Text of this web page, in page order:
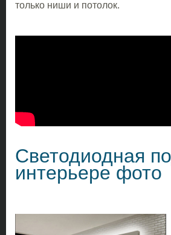
только ниши и потолок.
Светодиодная
интерьере фото